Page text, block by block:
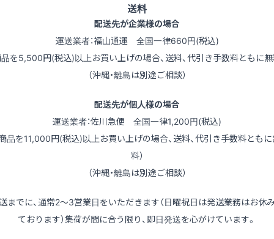
送料
配送先が企業様の場合
運送業者：福山通運 全国一律660円(税込)
品を5,500円(税込)以上お買い上げの場合、送料、代引き手数料ともに無
（沖縄・離島は別途ご相談）
配送先が個人様の場合
運送業者：佐川急便 全国一律1,200円(税込)
品を11,000円(税込)以上お買い上げの場合、送料、代引き手数料とも
料）
（沖縄・離島は別途ご相談）
までに、通常2～3営業日をいただきます（日曜祝日は発送業務はお休
ております）集荷が間に合う限り、即日発送を心がけています。